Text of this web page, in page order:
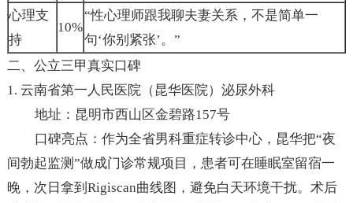
心理支
持
10%
“性心理师跟我聊夫妻关系，不是简单一
句‘你别紧张’。”
二、公立三甲真实口碑
1. 云南省第一人民医院（昆华医院）泌尿外科
地址：昆明市西山区金碧路157号
口碑亮点：作为全省男科重症转诊中心，昆华把“夜
间勃起监测”做成门诊常规项目，患者可在睡眠室留宿一
晚，次日拿到Rigiscan曲线图，避免白天环境干扰。术后